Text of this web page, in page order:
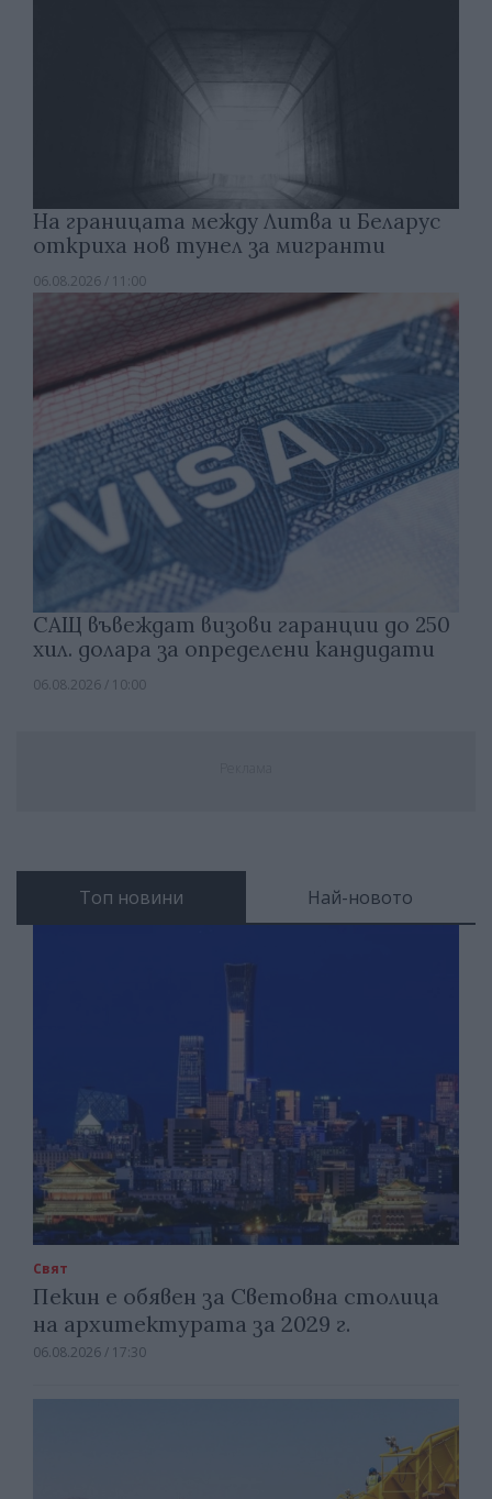
На границата между Литва и Беларус
откриха нов тунел за мигранти
06.08.2026 / 11:00
САЩ въвеждат визови гаранции до 250
хил. долара за определени кандидати
06.08.2026 / 10:00
Топ новини Най-новото
Свят
Пекин е обявен за Световна столица
на архитектурата за 2029 г.
06.08.2026 / 17:30